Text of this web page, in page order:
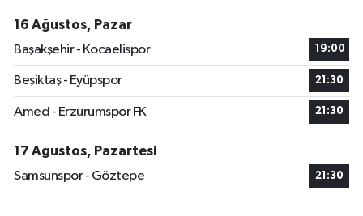
16 Ağustos, Pazar
Başakşehir - Kocaelispor
19:00
Beşiktaş - Eyüpspor 21:30
Amed - Erzurumspor FK 21:30
17 Ağustos, Pazartesi
Samsunspor - Göztepe
21:30